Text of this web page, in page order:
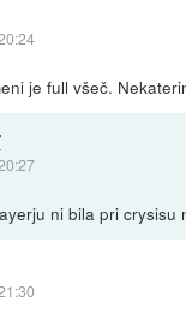
je full všeč.
ni bila pri crysisu